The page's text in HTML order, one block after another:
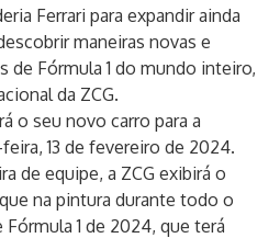
Ferrari para expandir ainda
maneiras novas e
de Fórmula 1 do mundo inteiro,
da ZCG.
o seu novo carro para a
13 de fevereiro de 2024.
de equipe, a ZCG exibirá o
na pintura durante todo o
1 de 2024, que terá